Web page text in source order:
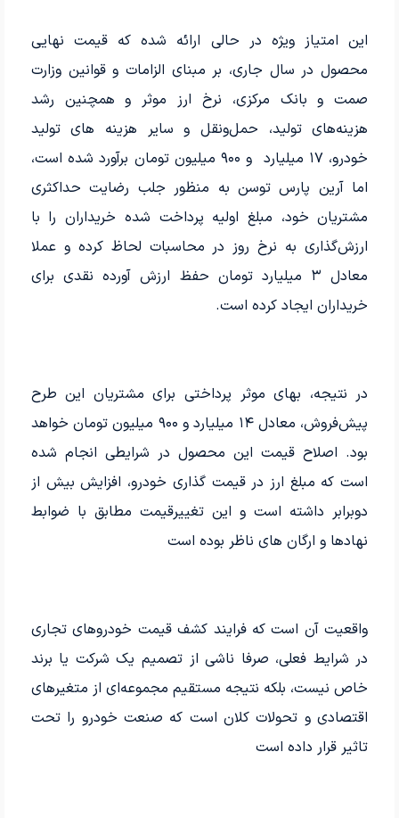
این امتیاز ویژه در حالی ارائه شده که قیمت نهایی
محصول در سال جاری، بر مبنای الزامات و قوانین وزارت
صمت و بانک مرکزی، نرخ ارز موثر و همچنین رشد
هزینه‌های تولید، حمل‌ونقل و سایر هزینه های تولید
خودرو، ۱۷ میلیارد و ۹۰۰ میلیون تومان برآورد شده است،
اما آرین پارس توسن به منظور جلب رضایت حداکثری
مشتریان خود، مبلغ اولیه پرداخت شده خریداران را با
ارزش‌گذاری به نرخ روز در محاسبات لحاظ کرده و عملا
معادل ۳ میلیارد تومان حفظ ارزش آورده نقدی برای
خریداران ایجاد کرده است.
در نتیجه، بهای موثر پرداختی برای مشتریان این طرح
پیش‌فروش، معادل ۱۴ میلیارد و ۹۰۰ میلیون تومان خواهد
بود. اصلاح قیمت این محصول در شرایطی انجام شده
است که مبلغ ارز در قیمت گذاری خودرو، افزایش بیش از
دوبرابر داشته است و این تغییرقیمت مطابق با ضوابط
نهادها و ارگان های ناظر بوده است
واقعیت آن است که فرایند کشف قیمت خودروهای تجاری
در شرایط فعلی، صرفا ناشی از تصمیم یک شرکت یا برند
خاص نیست، بلکه نتیجه مستقیم مجموعه‌ای از متغیرهای
اقتصادی و تحولات کلان است که صنعت خودرو را تحت
تاثیر قرار داده است